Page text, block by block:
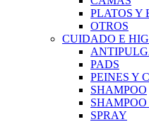
PLATOS Y
OTROS
CUIDADO E
PADS
PEINES Y
SHAMPOO
SPRAY